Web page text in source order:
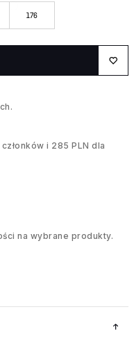
176
i 285 PLN dla
na wybrane produkty.